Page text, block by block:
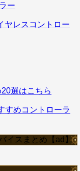
ー
ヤレスコントロー
選はこちら
すめコントローラ
イスまとめ【ad】